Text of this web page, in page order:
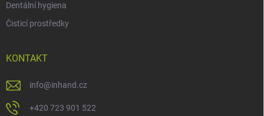
Dentální hygiena
Čisticí prostředky
KONTAKT
info@inhand.cz
+420 723 901 522